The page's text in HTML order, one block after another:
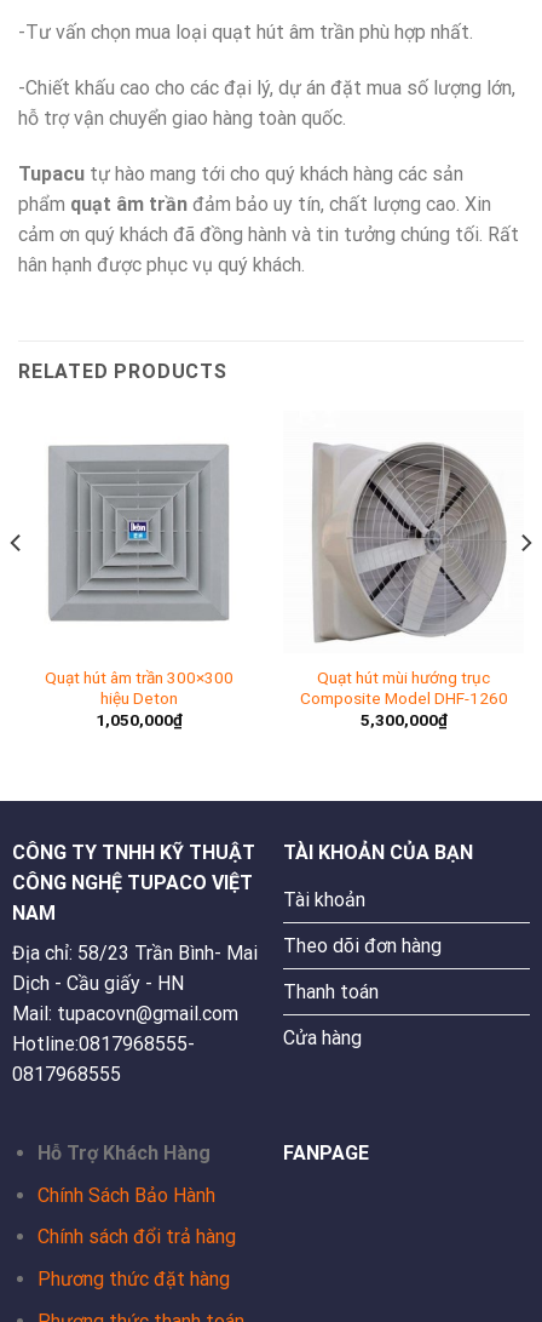
-Tư vấn chọn mua loại quạt hút âm trần phù hợp nhất.
-Chiết khấu cao cho các đại lý, dự án đặt mua số lượng lớn,
hỗ trợ vận chuyển giao hàng toàn quốc.
Tupacu tự hào mang tới cho quý khách hàng các sản
phẩm quạt âm trần đảm bảo uy tín, chất lượng cao. Xin
cảm ơn quý khách đã đồng hành và tin tưởng chúng tối. Rất
hân hạnh được phục vụ quý khách.
RELATED PRODUCTS
Quạt hút âm trần 300×300
hiệu Deton
1,050,000₫
Quạt hút mùi hướng trục
Composite Model DHF-1260
5,300,000₫
CÔNG TY TNHH KỸ THUẬT
CÔNG NGHỆ TUPACO VIỆT
NAM
Địa chỉ: 58/23 Trần Bình- Mai
Dịch - Cầu giấy - HN
Mail: tupacovn@gmail.com
Hotline:0817968555-
0817968555
TÀI KHOẢN CỦA BẠN
Tài khoản
Theo dõi đơn hàng
Thanh toán
Cửa hàng
Hỗ Trợ Khách Hàng
Chính Sách Bảo Hành
Chính sách đổi trả hàng
Phương thức đặt hàng
FANPAGE